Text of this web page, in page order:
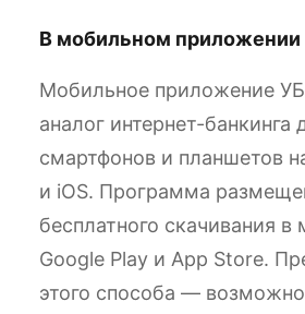
В мобильном приложении
Мобильное приложение
аналог интернет-банкинга
смартфонов и планшетов
и iOS. Программа
бесплатного скачивания в
Google Play и App Store.
этого способа —